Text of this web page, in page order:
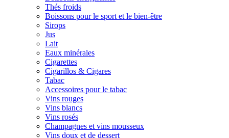
Thés froids
Boissons pour le sport et le bien-être
Sirops
Jus
Lait
Eaux minérales
Cigarettes
Cigarillos & Cigares
Tabac
Accessoires pour le tabac
Vins rouges
Vins blancs
Vins rosés
Champagnes et vins mousseux
Vins doux et de dessert